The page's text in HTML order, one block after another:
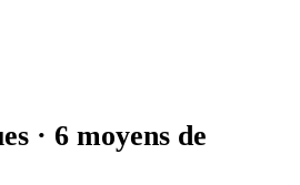
· 6 moyens de